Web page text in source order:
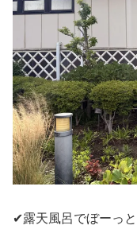
✔露天風呂でぼーっ